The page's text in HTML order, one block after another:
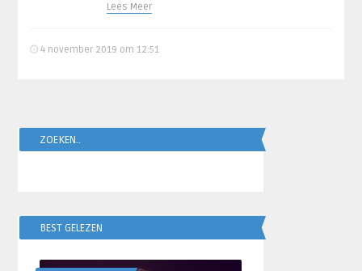
Lees Meer
4 november 2019 om 12:51
ZOEKEN..
BEST GELEZEN